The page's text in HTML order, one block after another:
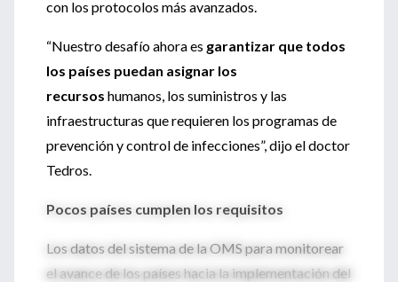
con los protocolos más avanzados.
“Nuestro desafío ahora es garantizar que todos
los países puedan asignar los
recursos humanos, los suministros y las
infraestructuras que requieren los programas de
prevención y control de infecciones”, dijo el doctor
Tedros.
Pocos países cumplen los requisitos
Los datos del sistema de la OMS para monitorear
el avance de los países hacia la implementación del